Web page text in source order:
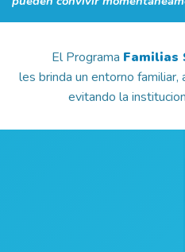
El Programa Familias
les brinda un entorno
evitando la